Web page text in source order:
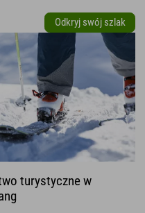
Odkryj swój szlak
turystyczne w